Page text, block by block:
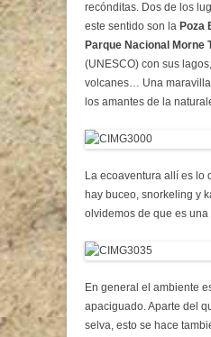
recónditas. Dos de los
este sentido son la Poza
Parque Nacional Morne
(UNESCO) con sus
volcanes… Una
los amantes de la
La ecoaventura allí es lo
hay buceo, snorkeling y
olvidemos de que es una
En general el ambiente
apaciguado. Aparte del
selva, esto se hace